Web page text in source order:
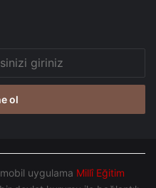
uygulama Millî Eğitim